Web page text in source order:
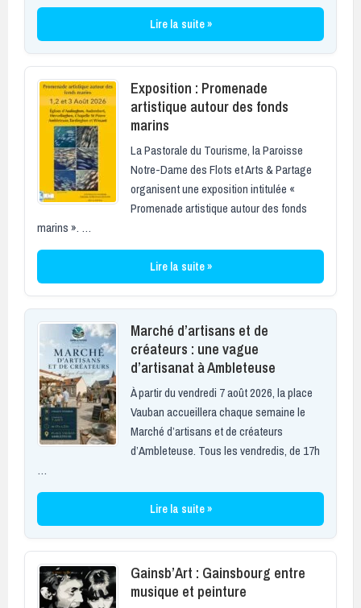
Lire la suite »
Exposition : Promenade
artistique autour des fonds
marins
La Pastorale du Tourisme, la Paroisse
Notre-Dame des Flots et Arts & Partage
organisent une exposition intitulée «
Promenade artistique autour des fonds
marins ». …
Lire la suite »
Marché d’artisans et de
créateurs : une vague
d’artisanat à Ambleteuse
À partir du vendredi 7 août 2026, la place
Vauban accueillera chaque semaine le
Marché d’artisans et de créateurs
d’Ambleteuse. Tous les vendredis, de 17h
…
Lire la suite »
Gainsb’Art : Gainsbourg entre
musique et peinture